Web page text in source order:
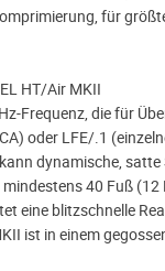
für
HT/Air MKII
Frequenz, die für
oder LFE/.1
dynamische,
40 Fuß (12
eine blitzschnelle
ist in einem